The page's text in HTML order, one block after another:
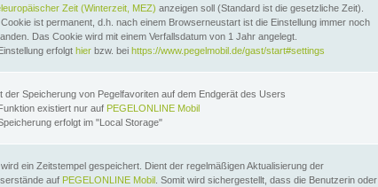
Zeit (Winterzeit, MEZ) anzeigen soll (Standard ist die gesetzliche Zeit).
ist permanent, d.h. nach einem Browserneustart ist die Einstellung immer noch
Das Cookie wird mit einem Verfallsdatum von 1 Jahr angelegt.
erfolgt hier bzw. bei https://www.pegelmobil.de/gast/start#settings
der Speicherung von Pegelfavoriten auf dem Endgerät des Users
existiert nur auf PEGELONLINE Mobil
erfolgt im "Local Storage"
ein Zeitstempel gespeichert. Dient der regelmäßigen Aktualisierung der
auf PEGELONLINE Mobil . Somit wird sichergestellt, dass die Benutzerin oder